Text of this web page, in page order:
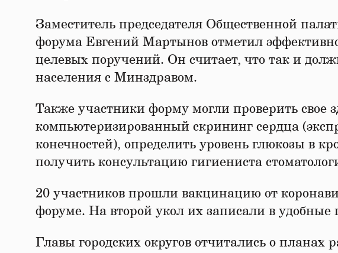
Заместитель председателя Общественной
форума Евгений Мартынов отметил
целевых поручений. Он считает, что так и
населения с Минздравом.
Также участники форму могли проверить свое
компьютеризированный скрининг сердца
конечностей), определить уровень глюкозы в
получить консультацию гигиениста
20 участников прошли вакцинацию от
форуме. На второй укол их записали в
Главы городских округов отчитались о планах